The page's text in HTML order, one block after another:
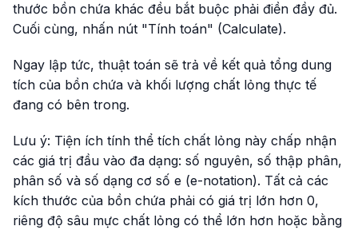
thước bồn chứa khác đều bắt buộc phải điền đầy đủ.
Cuối cùng, nhấn nút "Tính toán" (Calculate).
Ngay lập tức, thuật toán sẽ trả về kết quả tổng dung
tích của bồn chứa và khối lượng chất lỏng thực tế
đang có bên trong.
Lưu ý: Tiện ích tính thể tích chất lỏng này chấp nhận
các giá trị đầu vào đa dạng: số nguyên, số thập phân,
phân số và số dạng cơ số e (e-notation). Tất cả các
kích thước của bồn chứa phải có giá trị lớn hơn 0,
riêng độ sâu mực chất lỏng có thể lớn hơn hoặc bằng